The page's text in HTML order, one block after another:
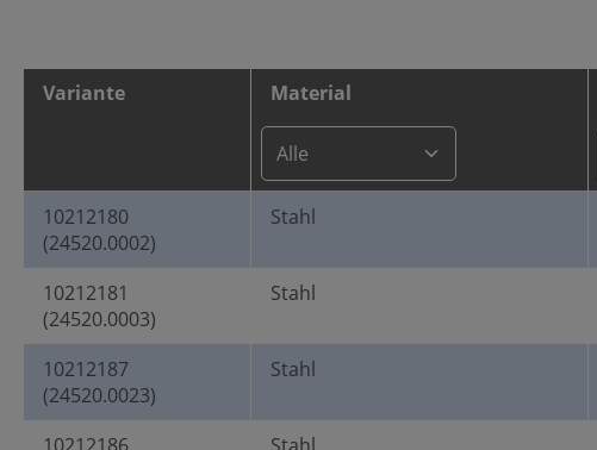
Variante Material
10212180
(24520.0002)
Stahl
10212181
(24520.0003)
Stahl
10212187
(24520.0023)
Stahl